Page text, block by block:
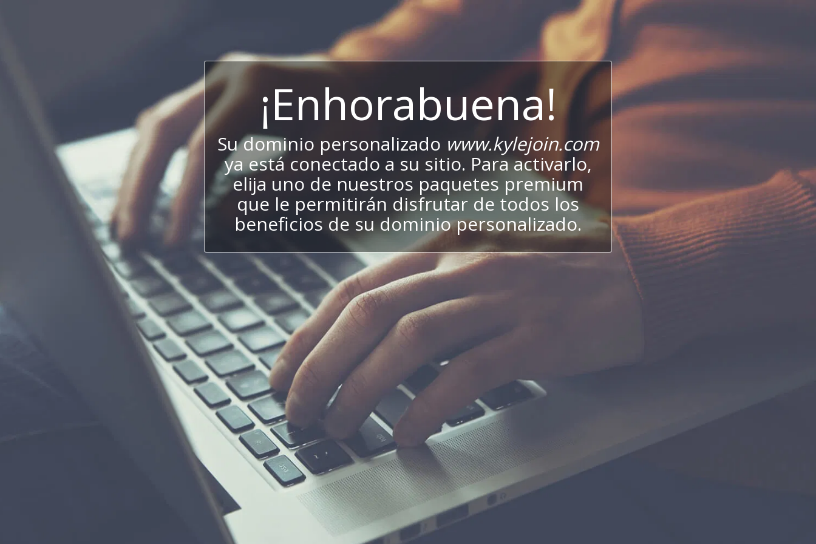
¡Enhorabuena!
Su dominio personalizado www.kylejoin.com
ya está conectado a su sitio. Para activarlo,
elija uno de nuestros paquetes premium
que le permitirán disfrutar de todos los
beneficios de su dominio personalizado.